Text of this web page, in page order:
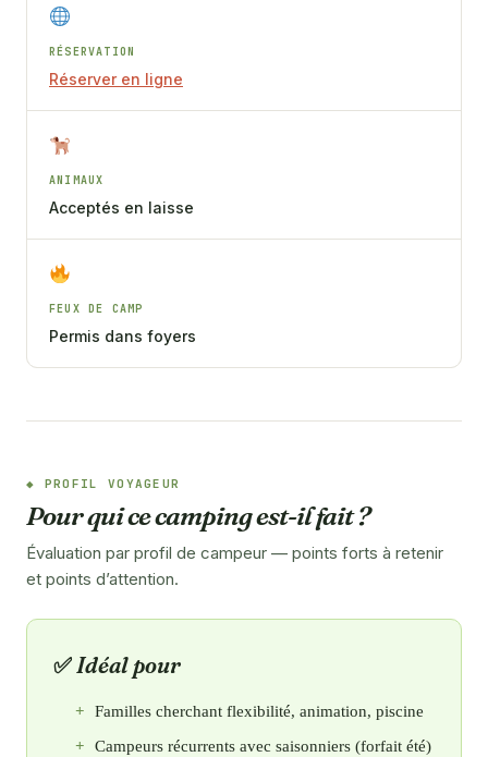
RÉSERVATION
Réserver en ligne
ANIMAUX
Acceptés en laisse
FEUX DE CAMP
Permis dans foyers
PROFIL VOYAGEUR
Pour qui ce camping est-il fait ?
Évaluation par profil de campeur — points forts à retenir
et points d’attention.
Idéal pour
Familles cherchant flexibilité, animation, piscine
Campeurs récurrents avec saisonniers (forfait été)